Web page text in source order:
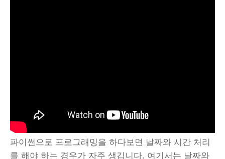
파이썬으로 프로그래밍을 하다보면 날짜와 시간 처리
를 해야 하는 경우가 자주 생깁니다. 여기서는 날짜와